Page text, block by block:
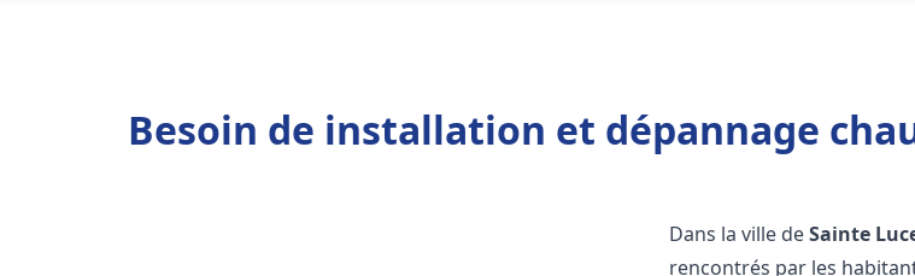
Besoin de installation et dépannage
Dans la ville deSainte
rencontrés par les